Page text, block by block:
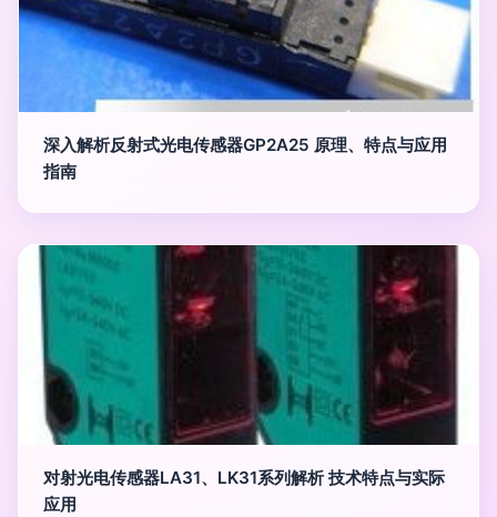
深入解析反射式光电传感器GP2A25 原理、特点与应用
指南
对射光电传感器LA31、LK31系列解析 技术特点与实际
应用